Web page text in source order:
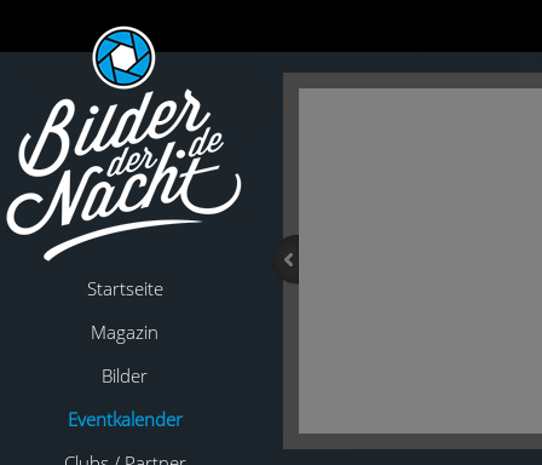
Startseite
Magazin
Bilder
Eventkalender